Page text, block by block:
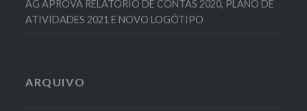
AG APROVA RELATÓRIO DE CONTAS 2020, PLANO DE
ATIVIDADES 2021 E NOVO LOGÓTIPO
ARQUIVO